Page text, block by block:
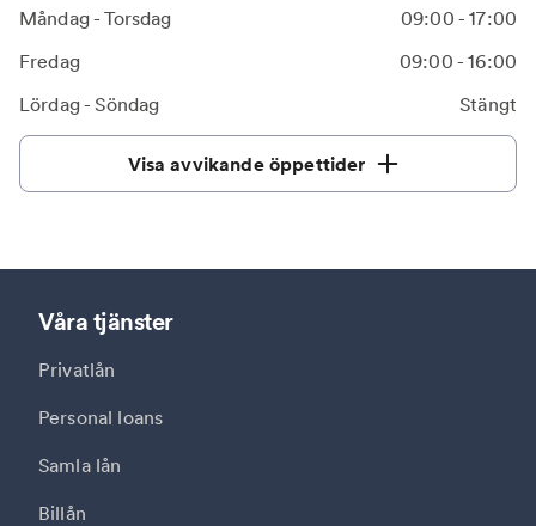
Måndag - Torsdag
09:00 - 17:00
Fredag
09:00 - 16:00
Lördag - Söndag
Stängt
Visa avvikande öppettider
Våra tjänster
Privatlån
Personal loans
Samla lån
Billån